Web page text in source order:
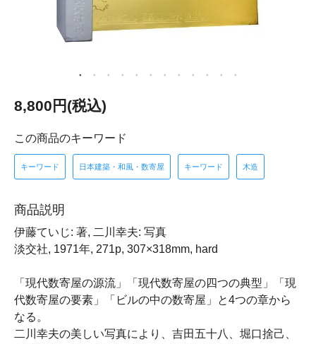
8,800円(税込)
この商品のキーワード
キーワード 日本建築・和風・数寄屋 キーワード 木造
商品説明
伊藤ていじ: 著, 二川幸夫: 写真
淡交社, 1971年, 271p, 307×318mm, hard
「現代数寄屋の源流」「現代数寄屋の四つの典型」「現
代数寄屋の要素」「ビルの中の数寄屋」と4つの章から
なる。
二川幸夫の美しい写真により、吉田五十八、堀口捨己、